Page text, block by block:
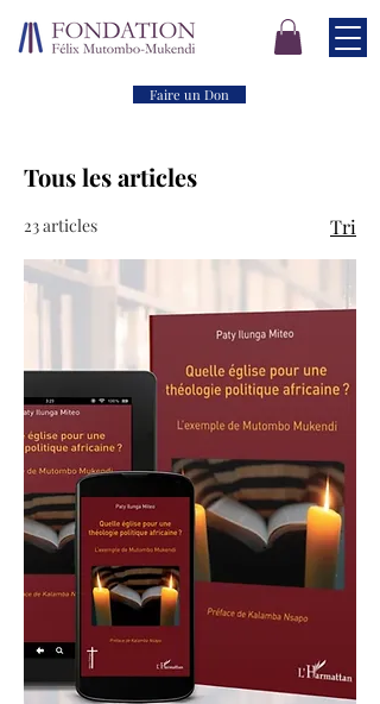
Faire un Don
Tous les articles
23 articles Tri